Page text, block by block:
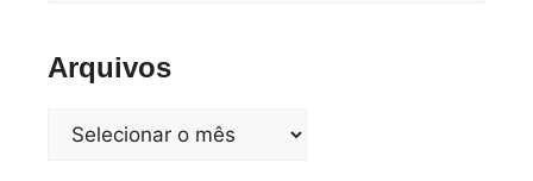
Arquivos